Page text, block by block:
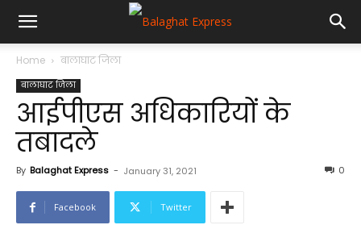
Home बालाघाट जिला
बालाघाट जिला
आईपीएस अधिकारियों के
तबादले
By Balaghat Express - January 31, 2021 0
Facebook Twitter